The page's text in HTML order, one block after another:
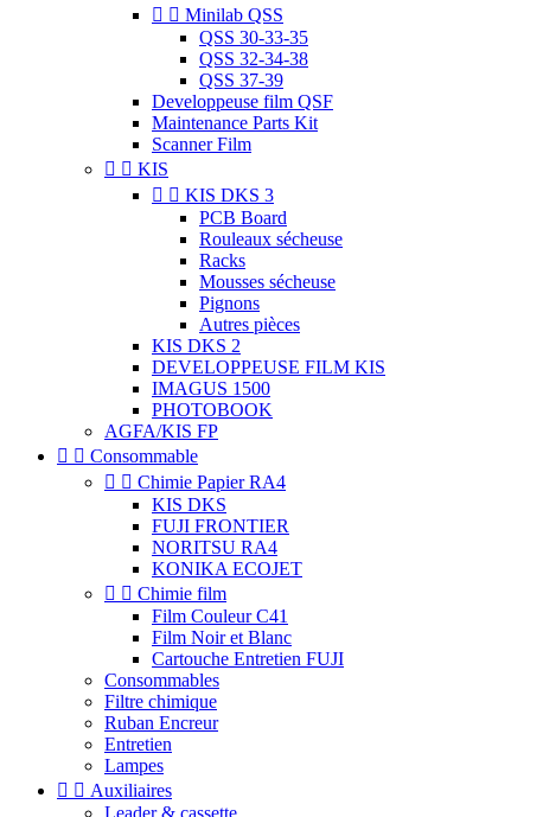
  Minilab QSS
QSS 30-33-35
QSS 32-34-38
QSS 37-39
Developpeuse film QSF
Maintenance Parts Kit
Scanner Film
  KIS
  KIS DKS 3
PCB Board
Rouleaux sécheuse
Racks
Mousses sécheuse
Pignons
Autres pièces
KIS DKS 2
DEVELOPPEUSE FILM KIS
IMAGUS 1500
PHOTOBOOK
AGFA/KIS FP
  Consommable
  Chimie Papier RA4
KIS DKS
FUJI FRONTIER
NORITSU RA4
KONIKA ECOJET
  Chimie film
Film Couleur C41
Film Noir et Blanc
Cartouche Entretien FUJI
Consommables
Filtre chimique
Ruban Encreur
Entretien
Lampes
  Auxiliaires
Leader & cassette